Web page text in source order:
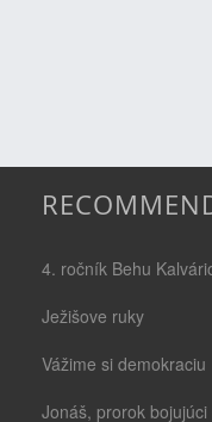
4. ročník Behu
Ježišove ruky
Vážime si demokraciu
Jonáš, prorok